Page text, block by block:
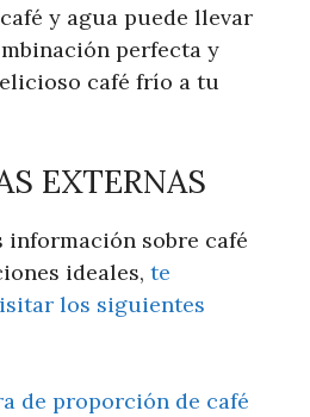
y agua puede llevar
perfecta y
café frío a tu
EXTERNAS
información sobre café
ideales, te
los siguientes
de proporción de café